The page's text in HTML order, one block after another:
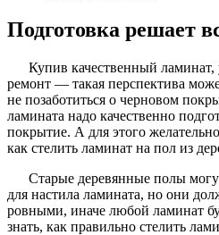
Подготовка решает
Купив качественный ламинат,
ремонт — такая перспектива
не позаботиться о черновом
ламината надо качественно
покрытие. А для этого
как стелить ламинат на пол из
Старые деревянные полы
для настила ламината, но они
ровными, иначе любой ламинат
знать, как правильно стелить